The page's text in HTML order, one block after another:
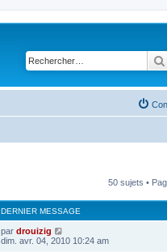
50 sujets •
DERNIER MESSAGE
par drouizig
dim. avr. 04, 2010 10:24 am